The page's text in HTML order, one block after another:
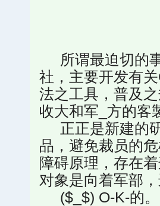
所谓最迫切的
社，主要开发有
法之工具，普及
收大和军_方的客
正正是新建的
品，避免裁员的
障碍原理，存在
对象是向着军部
($_$) O-K-的。